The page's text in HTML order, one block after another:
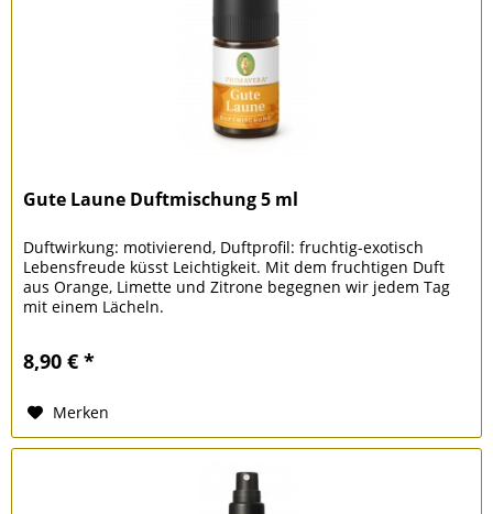
Gute Laune Duftmischung 5 ml
Duftwirkung: motivierend, Duftprofil: fruchtig-exotisch
Lebensfreude küsst Leichtigkeit. Mit dem fruchtigen Duft
aus Orange, Limette und Zitrone begegnen wir jedem Tag
mit einem Lächeln.
8,90 € *
Merken